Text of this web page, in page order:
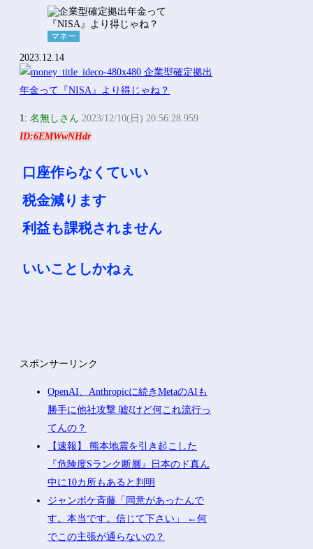
マネー
2023.12.14
1:名無しさん 2023/12/10(日) 20:56:28.959
ID:6EMWwNHdr
口座作らなくていい
税金減ります
利益も課税されません
いいことしかねぇ
スポンサーリンク
OpenAI、Anthropicに続きMetaのAIも
勝手に他社攻撃 嘘ξけど何これ流行っ
てんの？
【速報】 熊本地震を引き起こした
『危険度Sランク断層』日本のド真ん
中に10カ所もあると判明
ジャンポケ斉藤「同意があったんで
す。本当です。信じて下さい」 ←何
でこの主張が通らないの？